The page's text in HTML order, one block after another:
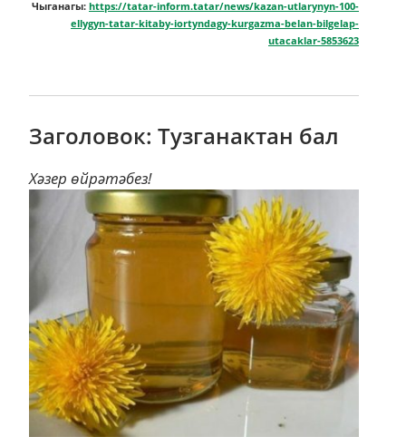
Чыганагы: https://tatar-inform.tatar/news/kazan-utlarynyn-100-
ellygyn-tatar-kitaby-iortyndagy-kurgazma-belan-bilgelap-
utacaklar-5853623
Заголовок: Тузганактан бал
Хәзер өйрәтәбез!